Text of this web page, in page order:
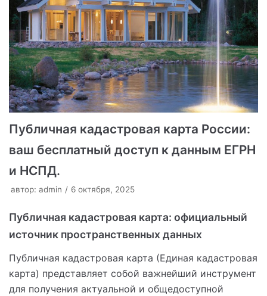
Публичная кадастровая карта России:
ваш бесплатный доступ к данным ЕГРН
и НСПД.
автор: admin 6 октября, 2025
Публичная кадастровая карта: официальный
источник пространственных данных
Публичная кадастровая карта (Единая кадастровая
карта) представляет собой важнейший инструмент
для получения актуальной и общедоступной